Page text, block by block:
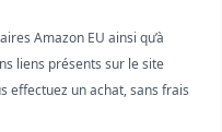
Amazon EU ainsi qu’à
liens présents sur le site
effectuez un achat, sans frais